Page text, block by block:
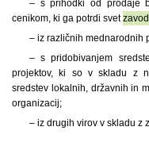
– s prihodki od prodaje
cenikom, ki ga potrdi svet
– iz različnih mednarodnih
– s pridobivanjem
projektov, ki so v skladu z
sredstev lokalnih, državnih in
organizacij;
– iz drugih virov v skladu z